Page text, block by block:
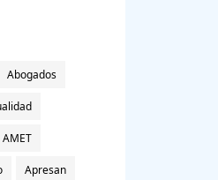
Abogados
AMET
Apresan